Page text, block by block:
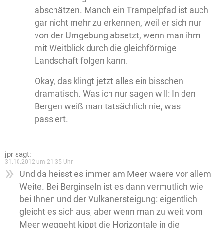
abschätzen. Manch ein Trampelpfad ist auch
gar nicht mehr zu erkennen, weil er sich nur
von der Umgebung absetzt, wenn man ihm
mit Weitblick durch die gleichförmige
Landschaft folgen kann.
Okay, das klingt jetzt alles ein bisschen
dramatisch. Was ich nur sagen will: In den
Bergen weiß man tatsächlich nie, was
passiert.
jpr sagt:
31.10.2012 um 21:35 Uhr
Und da heisst es immer am Meer waere vor allem
Weite. Bei Berginseln ist es dann vermutlich wie
bei Ihnen und der Vulkanersteigung: eigentlich
gleicht es sich aus, aber wenn man zu weit vom
Meer weggeht kippt die Horizontale in die